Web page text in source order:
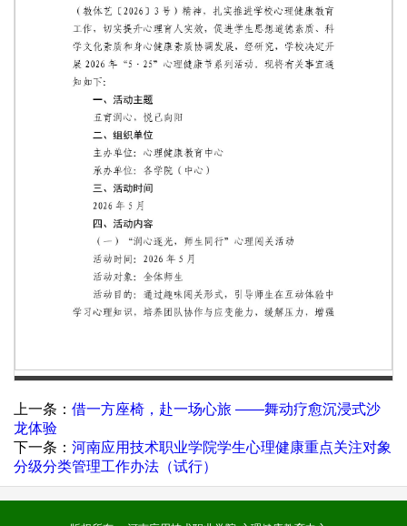
上一条： 借一方座椅，赴一场心旅 ——舞动疗愈沉浸式沙
龙体验
下一条： 河南应用技术职业学院学生心理健康重点关注对象
分级分类管理工作办法（试行）